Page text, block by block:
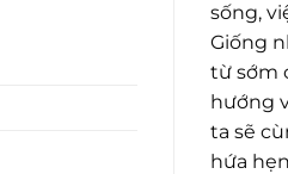
sống,
Giống
từ sớm
hướng
ta sẽ
hứa